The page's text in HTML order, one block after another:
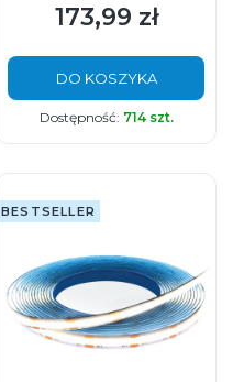
Cena
173,99 zł
DO KOSZYKA
Dostępność: 714 szt.
BESTSELLER